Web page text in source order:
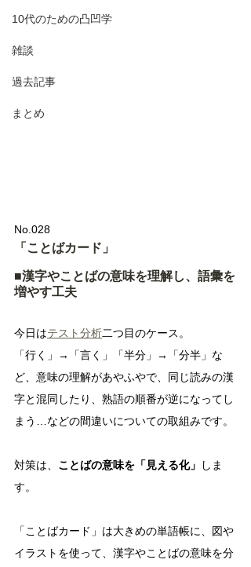
10代のための凸凹学
雑談
過去記事
まとめ
No.028
「ことばカード」
■漢字やことばの意味を理解し、語彙を
増やす工夫
今日はテスト分析二つ目のケース。
「行く」→「言く」「半分」→「分半」な
ど、意味の理解があやふやで、同じ読みの漢
字と混同したり、熟語の順番が逆になってし
まう…などの間違いについての取組みです。
対策は、 ことばの意味を「見える化」
しま
す。
「ことばカード」は大きめの単語帳に、図や
イラストを使って、漢字やことばの意味を分